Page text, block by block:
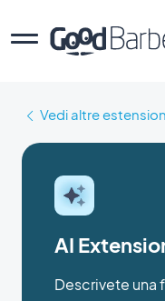
Vedi altre
AI
Descrivete una